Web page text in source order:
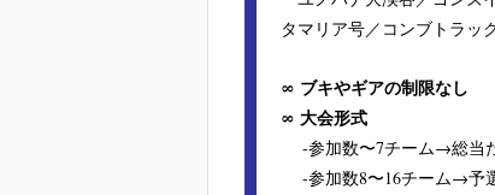
タマリア号／コンブトラッ
∞ ブキやギアの制限なし
∞ 大会形式
-参加数〜7チーム→総当
-参加数8〜16チーム→予